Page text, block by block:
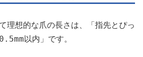
理想的な爪の長さは、
「指先とぴっ
以内」 です。